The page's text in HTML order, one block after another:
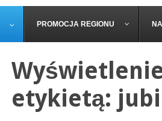
PROMOCJA REGIONU
etykietą: